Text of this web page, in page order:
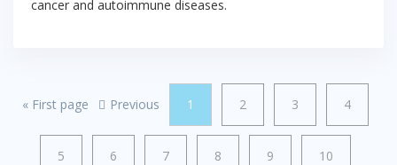
cancer and autoimmune diseases.
« First page Previous 1 2 3 4
5 6 7 8 9 10